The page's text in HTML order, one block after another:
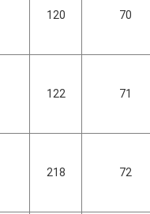
120 70
122 71
218 72